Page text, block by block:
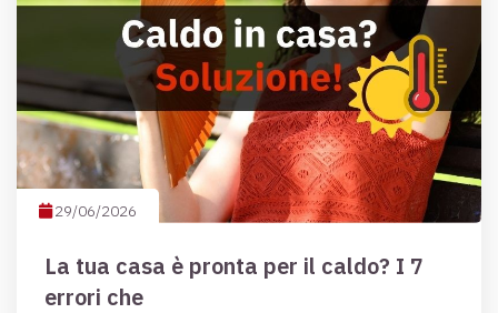
29/06/2026
La tua casa è pronta per il caldo? I 7
errori che